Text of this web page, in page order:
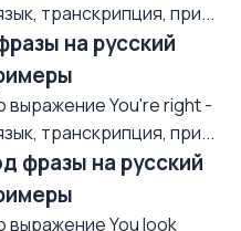
транскрипция, при...
на русский
выражение You're right -
транскрипция, при...
фразы на русский
выражение You look